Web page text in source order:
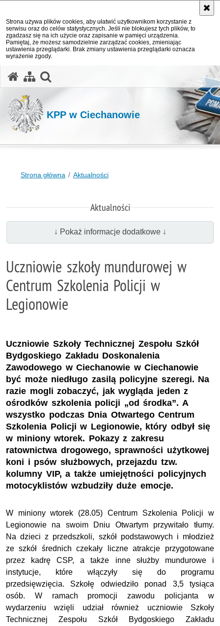
Strona używa plików cookies, aby ułatwić użytkownikom korzystanie z
serwisu oraz do celów statystycznych. Jeśli nie blokujesz tych plików, to
zgadzasz się na ich użycie oraz zapisanie w pamięci urządzenia.
Pamiętaj, że możesz samodzielnie zarządzać cookies, zmieniając
ustawienia przeglądarki. Brak zmiany ustawienia przeglądarki oznacza
wyrażenie zgody.
KPP w Ciechanowie
Strona główna Aktualności
Aktualności
↓ Pokaż informacje dodatkowe ↓
Uczniowie szkoły mundurowej w
Centrum Szkolenia Policji w
Legionowie
Uczniowie Szkoły Technicznej Zespołu Szkół
Bydgoskiego Zakładu Doskonalenia
Zawodowego w Ciechanowie w Ciechanowie
być może niedługo zasilą policyjne szeregi. Na
razie mogli zobaczyć, jak wygląda jeden z
ośrodków szkolenia policji „od środka”. A
wszystko podczas Dnia Otwartego Centrum
Szkolenia Policji w Legionowie, który odbył się
w miniony wtorek. Pokazy z zakresu
ratownictwa drogowego, sprawności użytkowej
koni i psów służbowych, przejazdu tzw.
kolumny VIP, a także umiejętności policyjnych
motocyklistów wzbudziły duże emocje.
W miniony wtorek (28.05) Centrum Szkolenia Policji w
Legionowie na swoim Dniu Otwartym przywitało tłumy.
Na dzieci z przedszkoli, szkół podstawowych i młodzież
ze szkół średnich czekały liczne atrakcje przygotowane
przez kadrę CSP, a także inne służby mundurowe i
instytucje, które włączyły się do programu
przedsięwzięcia. Szkołę odwiedziło ponad 3,5 tysiąca
osób. W ramach promocji zawodu policjanta w
wydarzeniu wzięli udział również uczniowie Szkoły
Technicznej Zespołu Szkół Bydgoskiego Zakładu